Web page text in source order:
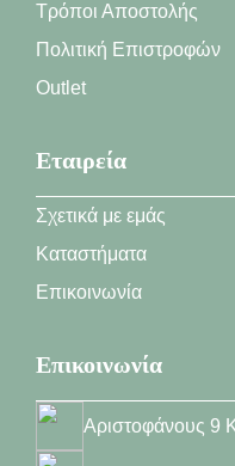
Τρόποι Αποστολής
Πολιτική Επιστροφών
Outlet
Εταιρεία
Σχετικά με εμάς
Καταστήματα
Επικοινωνία
Επικοινωνία
Αριστοφάνους 9